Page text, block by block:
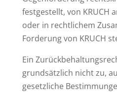
festgestellt, von KRUCH
oder in rechtlichem
Forderung von KRUCH
Ein
grundsätzlich nicht zu,
gesetzliche